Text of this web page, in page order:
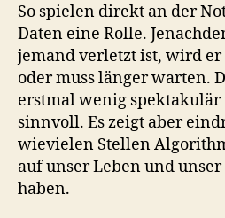
So spielen direkt an der
Daten eine Rolle.
jemand verletzt ist, wird
oder muss länger warten.
erstmal wenig spektakulär
sinnvoll. Es zeigt aber
wievielen Stellen
auf unser Leben und
haben.